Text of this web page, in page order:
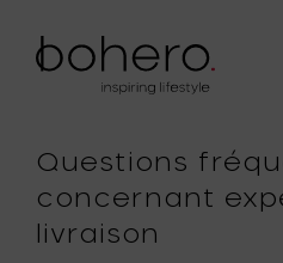
Questions
concernant
livraison